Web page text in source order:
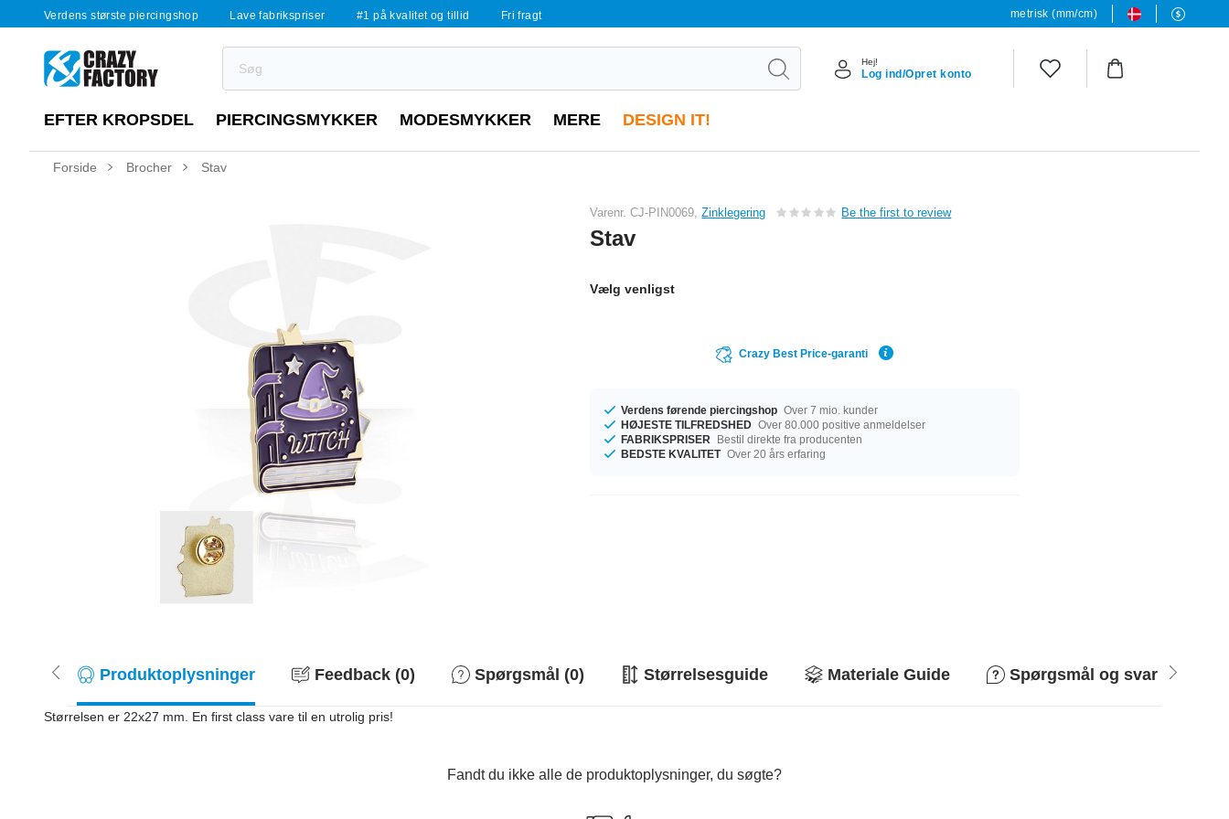
Verdens største piercingshop Lave fabrikspriser #1 på kvalitet og tillid Fri fragt metrisk (mm/cm)
Hej!
Log ind/Opret konto
EFTER KROPSDEL PIERCINGSMYKKER MODESMYKKER MERE DESIGN IT!
Forside Brocher Stav
Varenr. CJ-PIN0069,Zinklegering Be the first to review
Stav
Vælg venligst
Crazy Best Price-garanti
Verdens førende piercingshop Over 7 mio. kunder
HØJESTE TILFREDSHED Over 80.000 positive anmeldelser
FABRIKSPRISER
Bestil direkte fra producenten
BEDSTE KVALITET Over 20 års erfaring
Produktoplysninger Feedback (0) Spørgsmål (0) Størrelsesguide Materiale Guide Spørgsmål og svar
Størrelsen er 22x27 mm. En first class vare til en utrolig pris!
Fandt du ikke alle de produktoplysninger, du søgte?